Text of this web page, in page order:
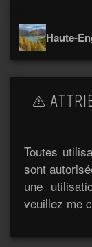
Haute-
Toutes
sont
une
veuillez me